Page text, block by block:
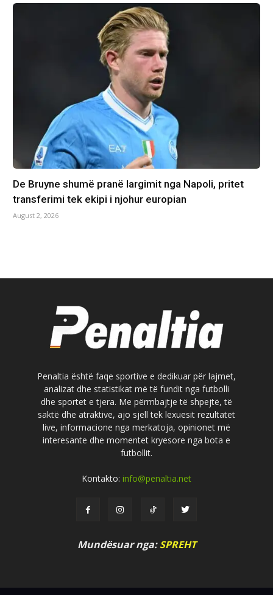
De Bruyne shumë pranë largimit nga Napoli, pritet
transferimi tek ekipi i njohur europian
August 2, 2026
Penaltia është faqe sportive e dedikuar për lajmet,
analizat dhe statistikat më të fundit nga futbolli
dhe sportet e tjera. Me përmbajtje të shpejtë, të
saktë dhe atraktive, ajo sjell tek lexuesit rezultatet
live, informacione nga merkatoja, opinionet më
interesante dhe momentet kryesore nga bota e
futbollit.
Kontakto: info@penaltia.net
Mundësuar nga:SPREHT